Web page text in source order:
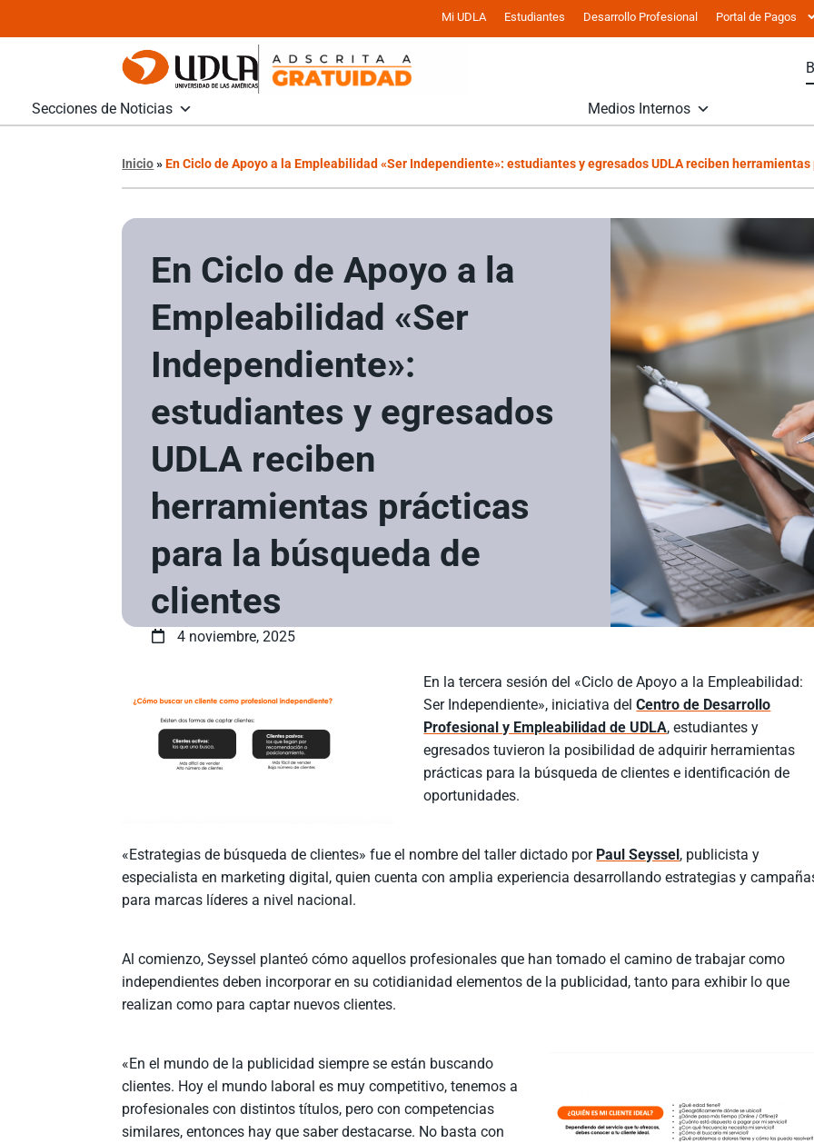
Mi UDLA Estudiantes Desarrollo Profesional Portal de Pagos
Secciones de Noticias Medios Internos
Inicio»En Ciclo de Apoyo a la Empleabilidad «Ser Independiente»: estudiantes y egresados UDLA reciben
En Ciclo de Apoyo a la
Empleabilidad «Ser
Independiente»:
estudiantes y egresados
UDLA reciben
herramientas prácticas
para la búsqueda de
clientes
4 noviembre, 2025
En la tercera sesión del «Ciclo de Apoyo a la Empleabilidad:
Ser Independiente», iniciativa delCentro de Desarrollo
Profesional y Empleabilidad de UDLA, estudiantes y
egresados tuvieron la posibilidad de adquirir herramientas
prácticas para la búsqueda de clientes e identificación de
oportunidades.
«Estrategias de búsqueda de clientes» fue el nombre del taller dictado por Paul Seyssel, publicista y
especialista en marketing digital, quien cuenta con amplia experiencia desarrollando estrategias y
para marcas líderes a nivel nacional.
Al comienzo, Seyssel planteó cómo aquellos profesionales que han tomado el camino de trabajar como
independientes deben incorporar en su cotidianidad elementos de la publicidad, tanto para exhibir lo que
realizan como para captar nuevos clientes.
«En el mundo de la publicidad siempre se están buscando
clientes. Hoy el mundo laboral es muy competitivo, tenemos a
profesionales con distintos títulos, pero con competencias
similares, entonces hay que saber destacarse. No basta con